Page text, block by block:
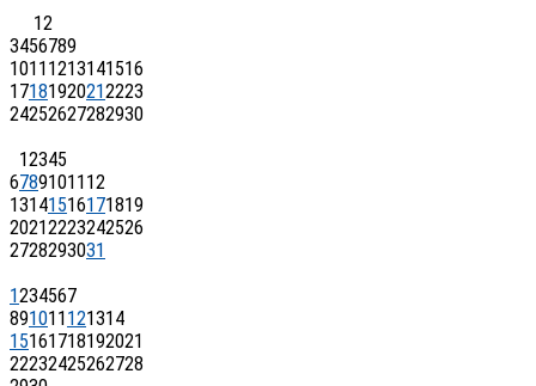
12
3456789
1011 1213141516
17181920212223
24252627282930
12345
67891011 12
13141516171819
20212223242526
2728293031
1234567
891011 121314
15161718192021
22232425262728